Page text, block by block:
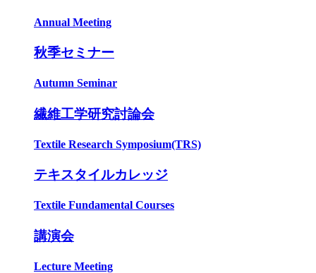
Annual Meeting
秋季セミナー
Autumn Seminar
繊維工学研究討論会
Textile Research Symposium(TRS)
テキスタイルカレッジ
Textile Fundamental Courses
講演会
Lecture Meeting